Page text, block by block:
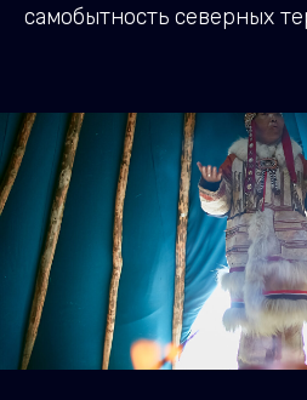
самобытность северных